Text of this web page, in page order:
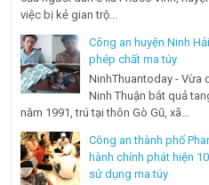
việc bị kẻ gian trộ...
Công an huyện Ninh
phép chất ma túy
NinhThuantoday - Vừa
Ninh Thuận bắt quả
năm 1991, trú tại thôn Gò Gũ, xã...
Công an thành phố
hành chính phát hiện
sử dụng ma túy